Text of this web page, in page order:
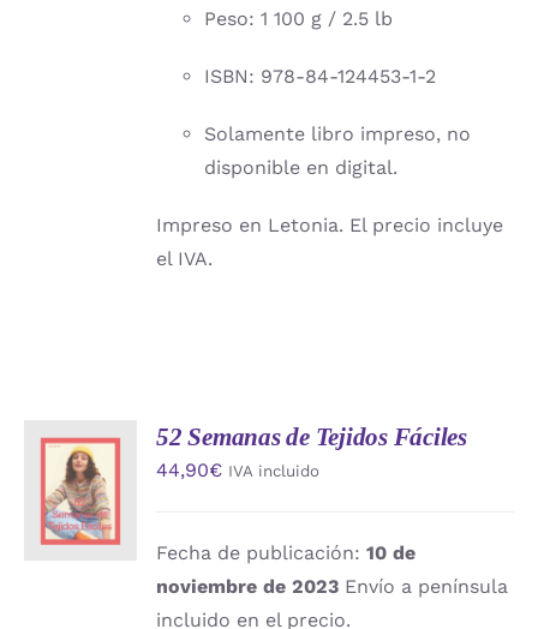
Peso: 1 100 g / 2.5 lb
ISBN: 978-84-124453-1-2
Solamente libro impreso, no
disponible en digital.
Impreso en Letonia. El precio incluye
el IVA.
AÑADIR
AL
CARRITO
/
DETALLES
52 Semanas de Tejidos Fáciles
44,90€ IVA incluido
Fecha de publicación:10 de
noviembre de 2023 Envío a península
incluido en el precio.